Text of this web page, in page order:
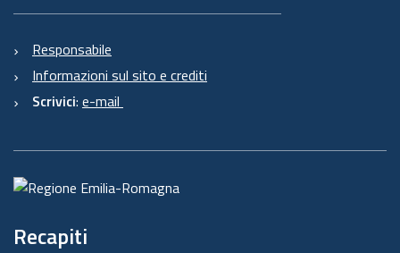
Responsabile
Informazioni sul sito e crediti
Scrivici: e-mail
Recapiti